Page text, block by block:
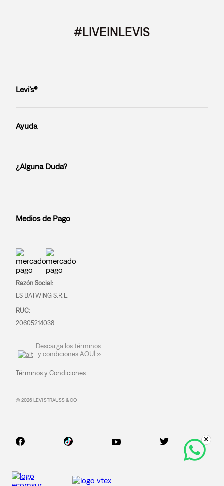
#LIVEINLEVIS
Levi’s®
Ayuda
¿Alguna Duda?
Medios de Pago
Razón Social:
LS BATWING S.R.L.
RUC:
20605214038
Descarga los términos
y condiciones AQUÍ »
Términos y Condiciones
© 2026 LEVI STRAUSS & CO